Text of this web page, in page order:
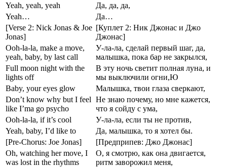
Yeah, yeah, yeah
Да, да, да,
Yeah…
Да…
[Verse 2: Nick Jonas & Joe
Jonas]
[Куплет 2: Ник Джонас и Джо
Джонас]
Ooh-la-la, make a move,
yeah, baby, by last call
У-ла-ла, сделай первый шаг, да,
малышка, пока бар не закрылся,
Full moon night with the
lights off
В эту ночь светит полная луна, и
мы выключили огни,Ю
Baby, your eyes glow
Малышка, твои глаза сверкают,
Don’t know why but I feel
like I’ma go psycho
Не знаю почему, но мне кажется,
что я сойду с ума,
Ooh-la-la, if it’s cool
У-ла-ла, если ты не против,
Yeah, baby, I’d like to
Да, малышка, то я хотел бы.
[Pre-Chorus: Joe Jonas]
[Предприпев: Джо Джонас]
Oh, watching her move, I
was lost in the rhythms
О, я смотрю, как она двигается,
ритм заворожил меня,